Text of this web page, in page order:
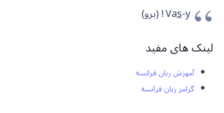
Vas-y ! (برو)
لینک های مفید
آموزش زبان فرانسه
گرامر زبان فرانسه